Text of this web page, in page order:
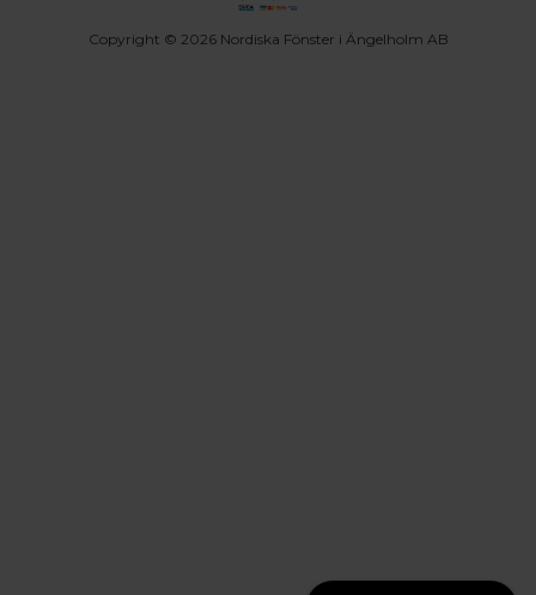
Copyright © 2026 Nordiska Fönster i Ängelholm AB